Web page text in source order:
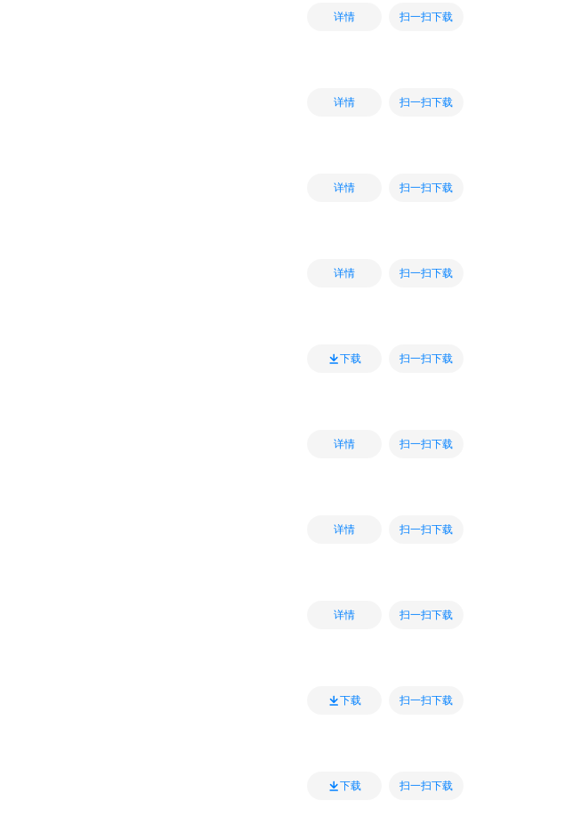
详情 扫一扫下载
详情 扫一扫下载
详情 扫一扫下载
详情 扫一扫下载
下载 扫一扫下载
详情 扫一扫下载
详情 扫一扫下载
详情 扫一扫下载
下载 扫一扫下载
下载 扫一扫下载